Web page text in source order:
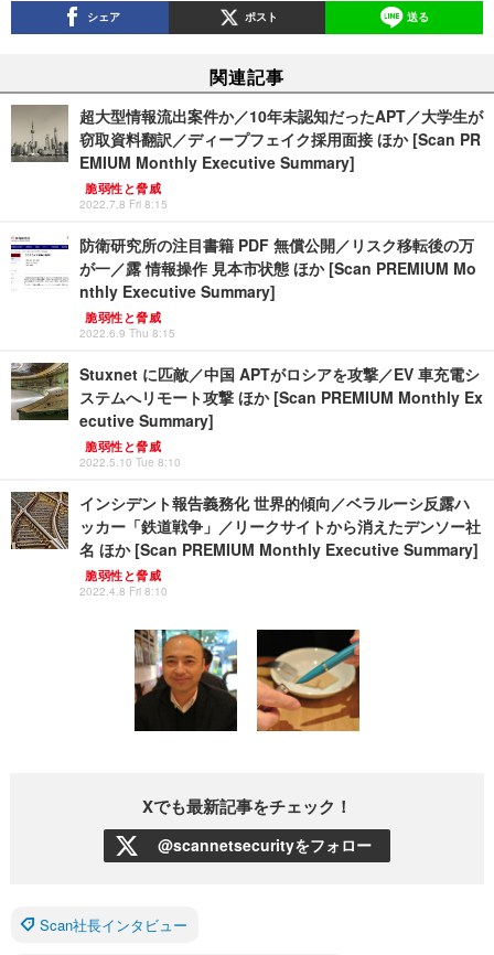
シェア ポスト 送る
関連記事
超大型情報流出案件か／10年未認知だったAPT／大学生が
窃取資料翻訳／ディープフェイク採用面接 ほか [Scan PR
EMIUM Monthly Executive Summary]
脆弱性と脅威
2022.7.8 Fri 8:15
防衛研究所の注目書籍 PDF 無償公開／リスク移転後の万
が一／露 情報操作 見本市状態 ほか [Scan PREMIUM Mo
nthly Executive Summary]
脆弱性と脅威
2022.6.9 Thu 8:15
Stuxnet に匹敵／中国 APTがロシアを攻撃／EV 車充電シ
ステムへリモート攻撃 ほか [Scan PREMIUM Monthly Ex
ecutive Summary]
脆弱性と脅威
2022.5.10 Tue 8:10
インシデント報告義務化 世界的傾向／ベラルーシ反露ハ
ッカー「鉄道戦争」／リークサイトから消えたデンソー社
名 ほか [Scan PREMIUM Monthly Executive Summary]
脆弱性と脅威
2022.4.8 Fri 8:10
Xでも最新記事をチェック！
@scannetsecurityをフォロー
Scan社長インタビュー